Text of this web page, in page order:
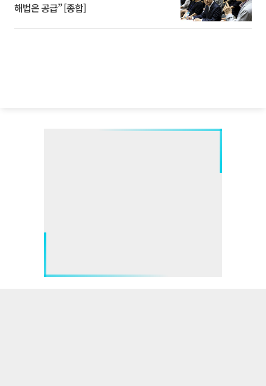
해법은 공급” [종합]